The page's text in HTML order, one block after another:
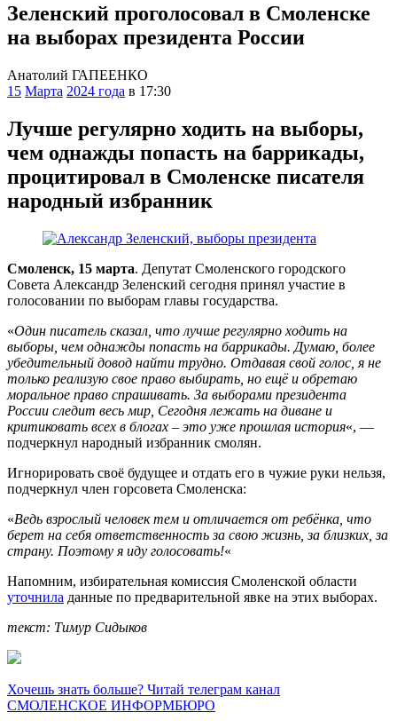
Зеленский проголосовал в Смоленске
на выборах президента России
Анатолий ГАПЕЕНКО
15 Марта 2024 года в 17:30
Лучше регулярно ходить на выборы,
чем однажды попасть на баррикады,
процитировал в Смоленске писателя
народный избранник
Смоленск, 15 марта. Депутат Смоленского городского
Совета Александр Зеленский сегодня принял участие в
голосовании по выборам главы государства.
«Один писатель сказал, что лучше регулярно ходить на
выборы, чем однажды попасть на баррикады. Думаю, более
убедительный довод найти трудно. Отдавая свой голос, я не
только реализую свое право выбирать, но ещё и обретаю
моральное право спрашивать. За выборами президента
России следит весь мир, Сегодня лежать на диване и
критиковать всех в блогах – это уже прошлая история«, —
подчеркнул народный избранник смолян.
Игнорировать своё будущее и отдать его в чужие руки нельзя,
подчеркнул член горсовета Смоленска:
«Ведь взрослый человек тем и отличается от ребёнка, что
берет на себя ответственность за свою жизнь, за близких, за
страну. Поэтому я иду голосовать!«
Напомним, избирательная комиссия Смоленской области
уточнила данные по предварительной явке на этих выборах.
текст: Тимур Сидыков
Хочешь знать больше? Читай телеграм канал
СМОЛЕНСКОЕ ИНФОРМБЮРО